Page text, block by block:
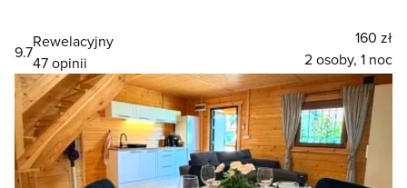
9.7
Rewelacyjny
47 opinii
160 zł
2 osoby, 1 noc